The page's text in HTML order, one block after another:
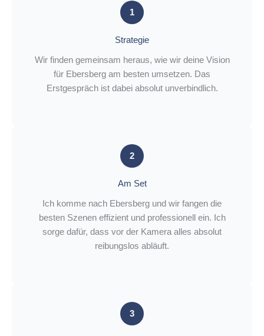
1
Strategie
Wir finden gemeinsam heraus, wie wir deine Vision
für Ebersberg am besten umsetzen. Das
Erstgespräch ist dabei absolut unverbindlich.
2
Am Set
Ich komme nach Ebersberg und wir fangen die
besten Szenen effizient und professionell ein. Ich
sorge dafür, dass vor der Kamera alles absolut
reibungslos abläuft.
3